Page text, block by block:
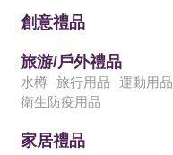
創意禮品
旅游/戶外禮品
水樽 旅行用品 運動用品
衛生防疫用品
家居禮品